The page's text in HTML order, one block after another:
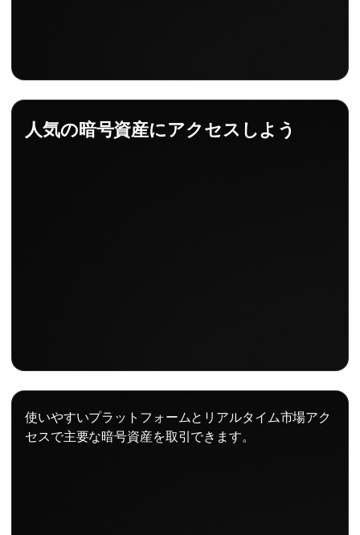
人気の暗号資産にアクセスしよう
使いやすいプラットフォームとリアルタイム市場アク
セスで主要な暗号資産を取引できます。